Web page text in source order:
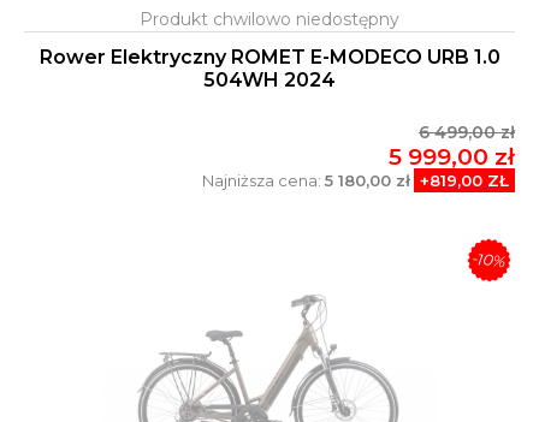
Rower Elektryczny ROMET E-MODECO URB 1.0
504WH 2024
6 499,00 zł
5 999,00 zł
Najniższa cena: 5 180,00 zł +819,00 ZŁ
-10%